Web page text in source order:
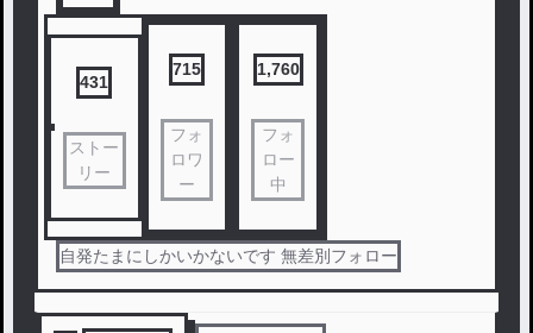
431
ストー
リー
715
フォ
ロワ
ー
1,760
フォ
ロー
中
自発たまにしかいかないです 無差別フォロー